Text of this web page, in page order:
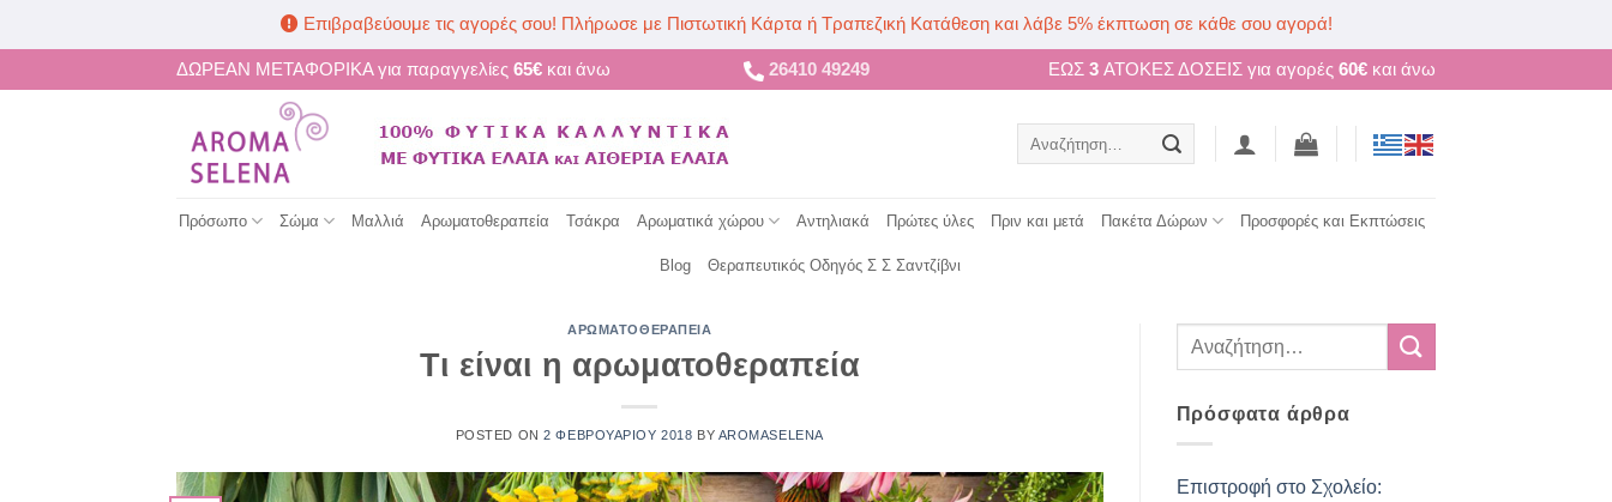
Επιβραβεύουμε τις αγορές σου! Πλήρωσε με Πιστωτική Κάρτα ή Τραπεζική Κατάθεση και λάβε 5% έκπτωση σε κάθε σου αγορά!
στο
ΔΩΡΕΑΝ ΜΕΤΑΦΟΡΙΚΑ για παραγγελίες 65€ και άνω 26410 49249 ΕΩΣ 3 ΑΤΟΚΕΣ ΔΟΣΕΙΣ για αγορές 60€ και άνω
Πρόσωπο Σώμα Μαλλιά Αρωματοθεραπεία Τσάκρα Αρωματικά χώρου Αντηλιακά Πρώτες ύλες Πριν και μετά Πακέτα Δώρων Προσφορές και Εκπτώσεις
Blog Θεραπευτικός Οδηγός Σ Σ Σαντζίβνι
ΑΡΩΜΑΤΟΘΕΡΑΠΕΙΑ
Τι είναι η αρωματοθεραπεία
POSTED ON2 ΦΕΒΡΟΥΑΡΙΟΥ 2018 BY AROMASELENA
Πρόσφατα άρθρα
Επιστροφή στο Σχολείο: